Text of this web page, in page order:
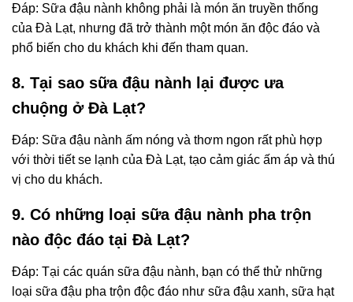
Đáp: Sữa đậu nành không phải là món ăn truyền thống
của Đà Lạt, nhưng đã trở thành một món ăn độc đáo và
phổ biến cho du khách khi đến tham quan.
8. Tại sao sữa đậu nành lại được ưa
chuộng ở Đà Lạt?
Đáp: Sữa đậu nành ấm nóng và thơm ngon rất phù hợp
với thời tiết se lạnh của Đà Lạt, tạo cảm giác ấm áp và thú
vị cho du khách.
9. Có những loại sữa đậu nành pha trộn
nào độc đáo tại Đà Lạt?
Đáp: Tại các quán sữa đậu nành, bạn có thể thử những
loại sữa đậu pha trộn độc đáo như sữa đậu xanh, sữa hạt